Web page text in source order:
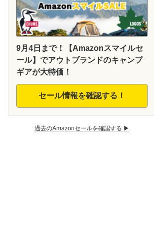
9月4日まで！【Amazonスマイルセ
ール】でアウトブランドのキャンプ
ギアが大特価！
セール情報を確認する！
過去のAmazonセールを確認する ▶︎